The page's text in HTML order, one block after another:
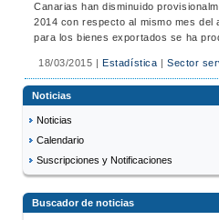
Canarias han disminuido
2014 con respecto al mismo mes del
para los bienes exportados se ha
18/03/2015 |Estadística | Sector
Noticias
Noticias
Calendario
Suscripciones y Notificaciones
Buscador de noticias